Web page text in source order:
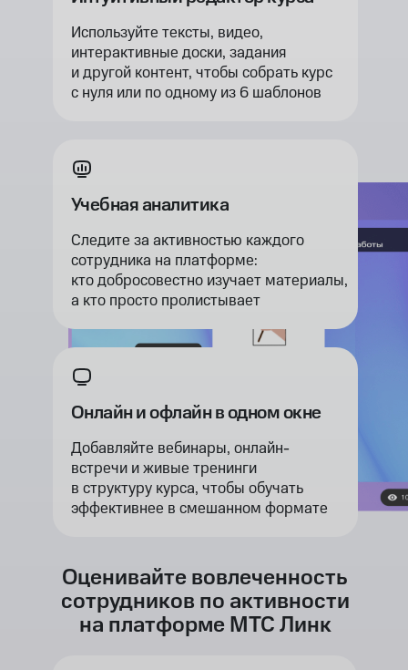
Используйте тексты, видео,
интерактивные доски, задания
и другой контент, чтобы собрать курс
с нуля или по одному из 6 шаблонов
Учебная аналитика
Следите за активностью каждого
сотрудника на платформе:
кто добросовестно изучает материалы,
а кто просто пролистывает
Онлайн и офлайн в одном окне
Добавляйте вебинары, онлайн-
встречи и живые тренинги
в структуру курса, чтобы обучать
эффективнее в смешанном формате
Оценивайте вовлеченность
сотрудников по активности
на платформе МТС Линк